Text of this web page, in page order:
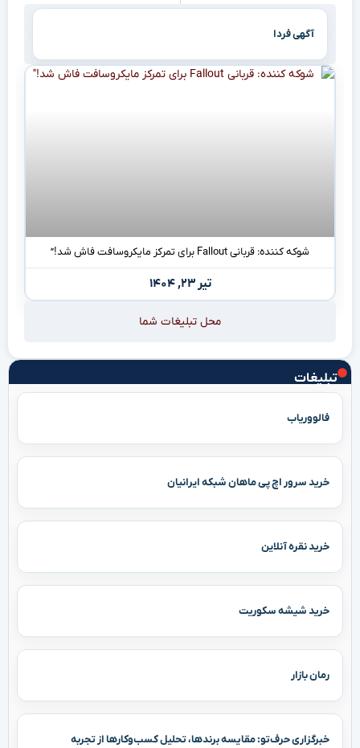
تبلیغات
فالووریاب
خرید سرور اچ پی ماهان شبکه ایرانیان
خرید نقره آنلاین
خرید شیشه سکوریت
رمان بازار
خبرگزاری حرف‌تو: مقایسه برندها، تحلیل کسب‌وکارها از تجربه
آگهی فردا
شوکه کننده: قربانی Fallout برای تمرکز مایکروسافت فاش شد!”
تیر ۲۳, ۱۴۰۴
محل تبلیغات شما